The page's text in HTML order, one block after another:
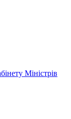
Міністрів